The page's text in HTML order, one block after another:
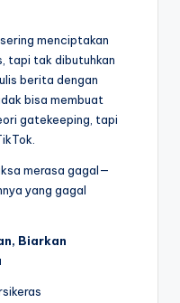
menciptakan
tapi tak dibutuhkan
berita dengan
bisa membuat
gatekeeping, tapi
merasa gagal—
yang gagal
Biarkan